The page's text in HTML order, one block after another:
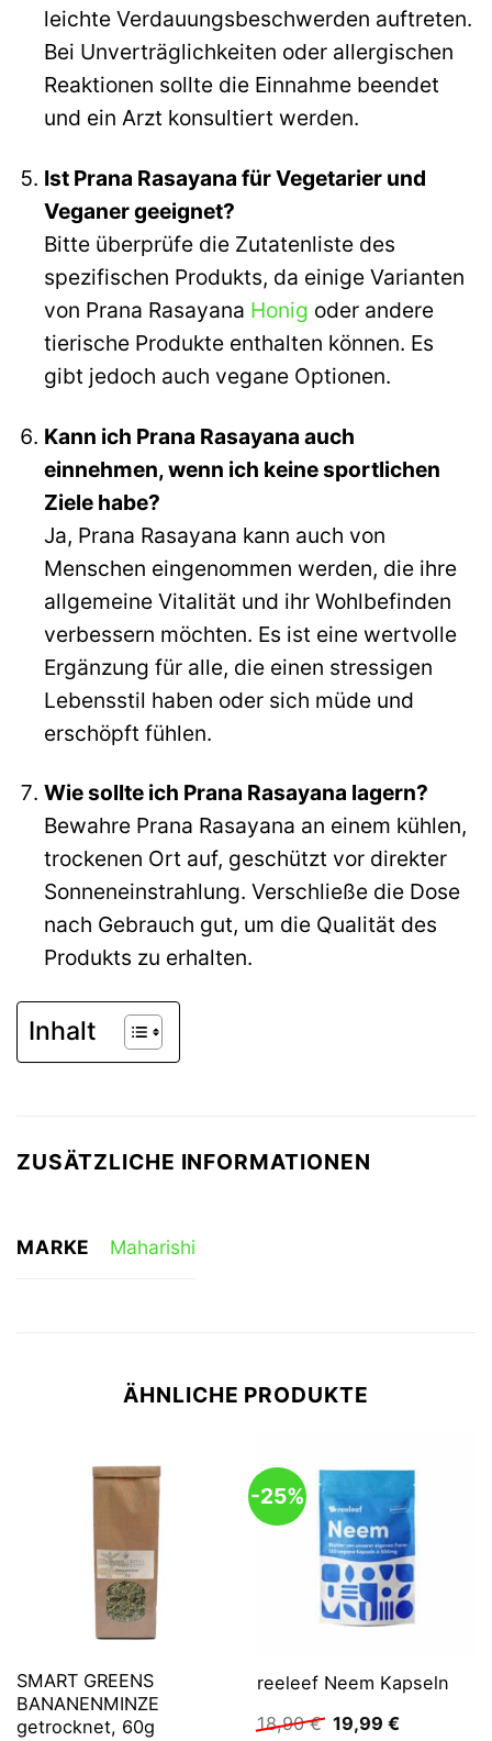
leichte Verdauungsbeschwerden auftreten.
Bei Unverträglichkeiten oder allergischen
Reaktionen sollte die Einnahme beendet
und ein Arzt konsultiert werden.
Ist Prana Rasayana für Vegetarier und
Veganer geeignet?
Bitte überprüfe die Zutatenliste des
spezifischen Produkts, da einige Varianten
von Prana Rasayana Honig oder andere
tierische Produkte enthalten können. Es
gibt jedoch auch vegane Optionen.
Kann ich Prana Rasayana auch
einnehmen, wenn ich keine sportlichen
Ziele habe?
Ja, Prana Rasayana kann auch von
Menschen eingenommen werden, die ihre
allgemeine Vitalität und ihr Wohlbefinden
verbessern möchten. Es ist eine wertvolle
Ergänzung für alle, die einen stressigen
Lebensstil haben oder sich müde und
erschöpft fühlen.
Wie sollte ich Prana Rasayana lagern?
Bewahre Prana Rasayana an einem kühlen,
trockenen Ort auf, geschützt vor direkter
Sonneneinstrahlung. Verschließe die Dose
nach Gebrauch gut, um die Qualität des
Produkts zu erhalten.
Inhalt
ZUSÄTZLICHE INFORMATIONEN
MARKE Maharishi
ÄHNLICHE PRODUKTE
SMART GREENS
BANANENMINZE
getrocknet, 60g
-25%
reeleef Neem Kapseln
18,90€ Ursprünglicher
19,99 €Aktueller